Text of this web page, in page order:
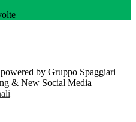
by Gruppo Spaggiari
& New Social Media